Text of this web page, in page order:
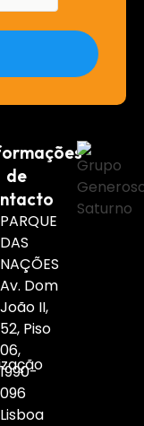
de
PARQUE
DAS
NAÇÕES
Av. Dom
João II,
52, Piso
06,
1990-
096
Lisboa